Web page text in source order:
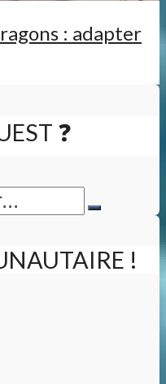
: adapter
❓
!